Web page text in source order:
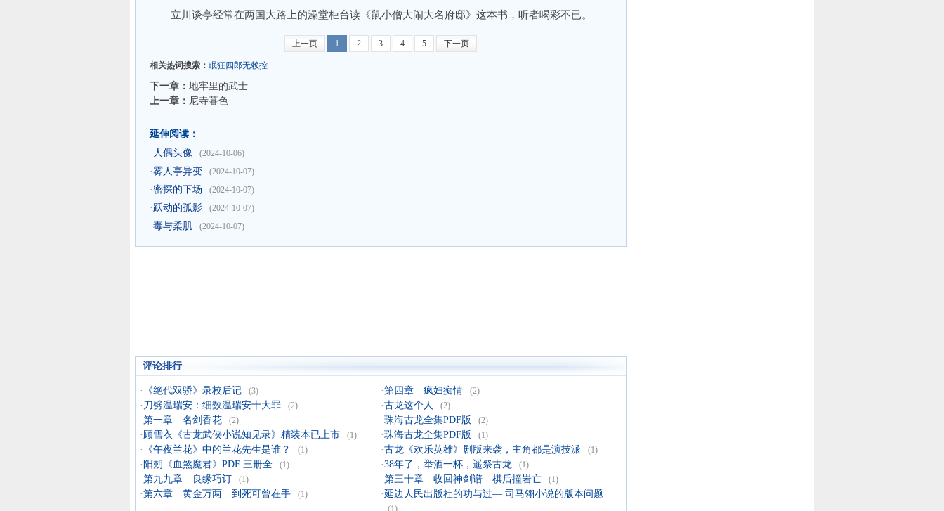
立川谈亭经常在两国大路上的澡堂柜台读《鼠小僧大闹大名府邸》这本书，听者喝彩不已。
上一页 1 2 3 4 5 下一页
相关热词搜索： 眠狂四郎无赖控
下一章： 地牢里的武士
上一章： 尼寺暮色
延伸阅读：
· 人偶头像 (2024-10-06)
·雾人亭异变 (2024-10-07)
· 密探的下场 (2024-10-07)
·跃动的孤影 (2024-10-07)
·毒与柔肌 (2024-10-07)
评论排行
· 《绝代双骄》录校后记 (3) ·第四章 疯妇痴情 (2)
· 刀劈温瑞安：细数温瑞安十大罪 (2) ·古龙这个人 (2)
·第一章 名剑香花 (2) ·珠海古龙全集PDF版 (2)
· 顾雪衣《古龙武侠小说知见录》精装本已上市 (1) ·珠海古龙全集PDF版 (1)
· 《午夜兰花》中的兰花先生是谁？ (1) ·古龙《欢乐英雄》剧版来袭，主角都是演技派 (1)
· 阳朔《血煞魔君》PDF 三册全 (1) ·38年了，举酒一杯，遥祭古龙 (1)
·第九九章 良缘巧订 (1) ·第三十章 收回神剑谱 棋后撞岩亡 (1)
·第六章 黄金万两 到死可曾在手 (1) · 延边人民出版社的功与过— 司马翎小说的版本问题
(1)